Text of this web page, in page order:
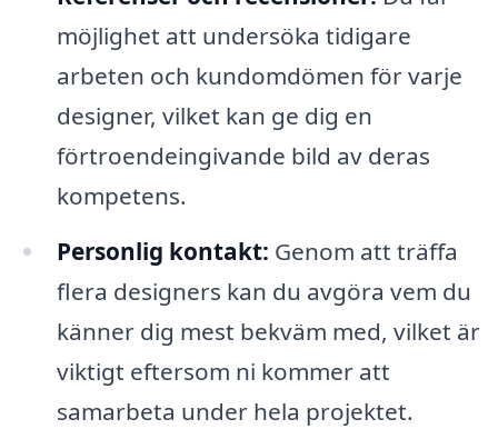
möjlighet att undersöka tidigare
arbeten och kundomdömen för varje
designer, vilket kan ge dig en
förtroendeingivande bild av deras
kompetens.
Personlig kontakt: Genom att träffa
flera designers kan du avgöra vem du
känner dig mest bekväm med, vilket är
viktigt eftersom ni kommer att
samarbeta under hela projektet.